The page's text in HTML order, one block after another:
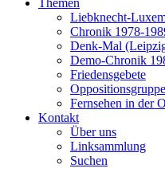
Themen
Liebknecht-
Chronik 1978-
Denk-Mal
Demo-Chronik
Friedensgebete
Fernsehen in der
Kontakt
Über uns
Linksammlung
Suchen